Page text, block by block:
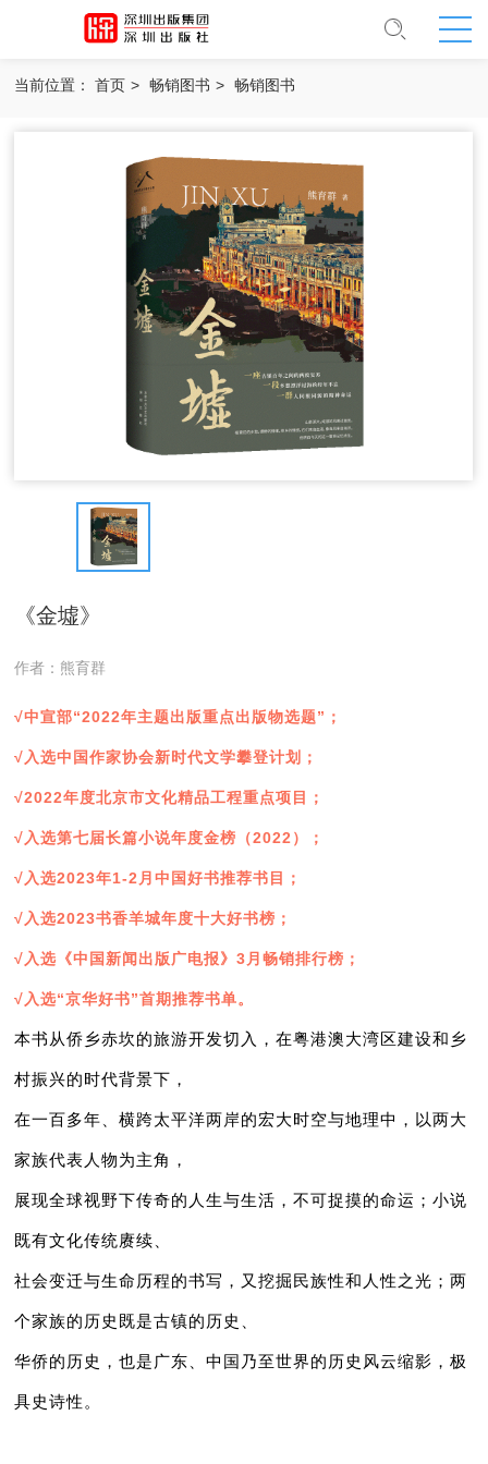
当前位置：首页 > 畅销图书 > 畅销图书
《金墟》
作者：熊育群
√中宣部“2022年主题出版重点出版物选题”；
√入选中国作家协会新时代文学攀登计划；
√2022年度北京市文化精品工程重点项目；
√入选第七届长篇小说年度金榜（2022）；
√入选2023年1-2月中国好书推荐书目；
√入选2023书香羊城年度十大好书榜；
√入选《中国新闻出版广电报》3月畅销排行榜；
√入选“京华好书”首期推荐书单。
本书从侨乡赤坎的旅游开发切入，在粤港澳大湾区建设和乡
村振兴的时代背景下，
在一百多年、横跨太平洋两岸的宏大时空与地理中，以两大
家族代表人物为主角，
展现全球视野下传奇的人生与生活，不可捉摸的命运 ；小说
既有文化传统赓续、
社会变迁与生命历程的书写，又挖掘民族性和人性之光；两
个家族的历史既是古镇的历史、
华侨的历史，也是广东、中国乃至世界的历史风云缩影，极
具史诗性。